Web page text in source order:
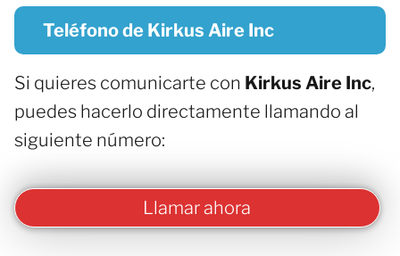
Teléfono de Kirkus Aire Inc
Si quieres comunicarte con Kirkus Aire Inc,
puedes hacerlo directamente llamando al
siguiente número:
Llamar ahora